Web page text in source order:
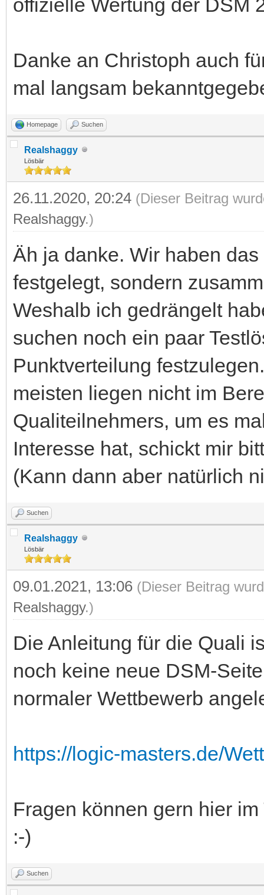
offizielle Wertung der DSM
Danke an Christoph auch
mal langsam
Homepage Suchen
Realshaggy
Lösbär
26.11.2020, 20:24 (Dieser Beitrag
Realshaggy.)
Äh ja danke. Wir haben
festgelegt, sondern
Weshalb ich gedrängelt
suchen noch ein paar
Punktverteilung
meisten liegen nicht im
Qualiteilnehmers, um es
Interesse hat, schickt mir
(Kann dann aber natürlich
Suchen
Realshaggy
Lösbär
09.01.2021, 13:06 (Dieser Beitrag
Realshaggy.)
Die Anleitung für die Quali
noch keine neue DSM-
normaler Wettbewerb
https://logic-masters.de/
Fragen können gern hier
:-)
Suchen